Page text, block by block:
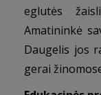
eglutės
Amatininkė
Daugelis jos
gerai